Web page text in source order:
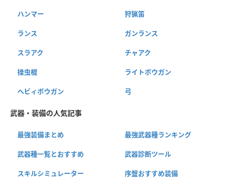
ハンマー 狩猟笛
ランス ガンランス
スラアク チャアク
操虫棍 ライトボウガン
ヘビィボウガン 弓
武器・装備の人気記事
最強装備まとめ 最強武器種ランキング
武器種一覧とおすすめ 武器診断ツール
スキルシミュレーター 序盤おすすめ装備